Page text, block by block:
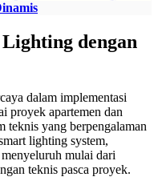
dengan
dalam implementasi
proyek apartemen dan
teknis yang berpengalaman
lighting system,
mulai dari
teknis pasca proyek.